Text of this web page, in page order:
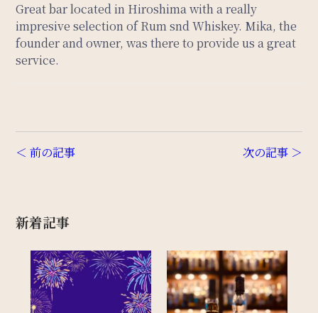
Great bar located in Hiroshima with a really
impresive selection of Rum snd Whiskey. Mika, the
founder and owner, was there to provide us a great
service.
＜ 前の記事 次の記事 ＞
新着記事